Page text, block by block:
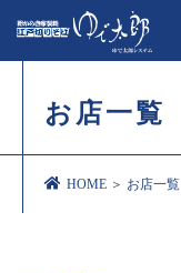
お店一覧
HOME ＞ お店一覧